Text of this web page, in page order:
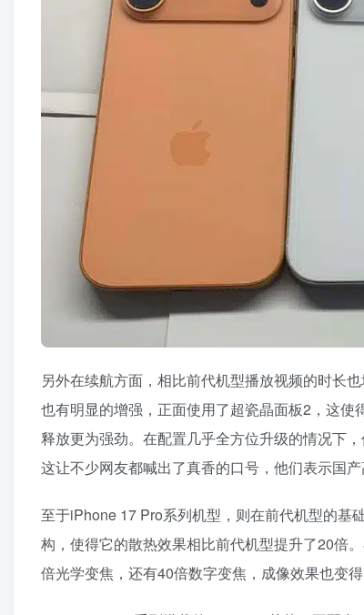
另外在续航方面，相比前代机型播放视频的时长
也有明显的增强，正面使用了超瓷晶面板2，这
释放更为强劲。在配置几乎全方位升级的情况下
这让不少网友都喊出了真香的口号，他们表示国产
至于iPhone 17 Pro系列机型，则在前代机型的基
构，使得它的散热效果相比前代机型提升了20倍
倍光学变焦，还有40倍数字变焦，成像效果也变